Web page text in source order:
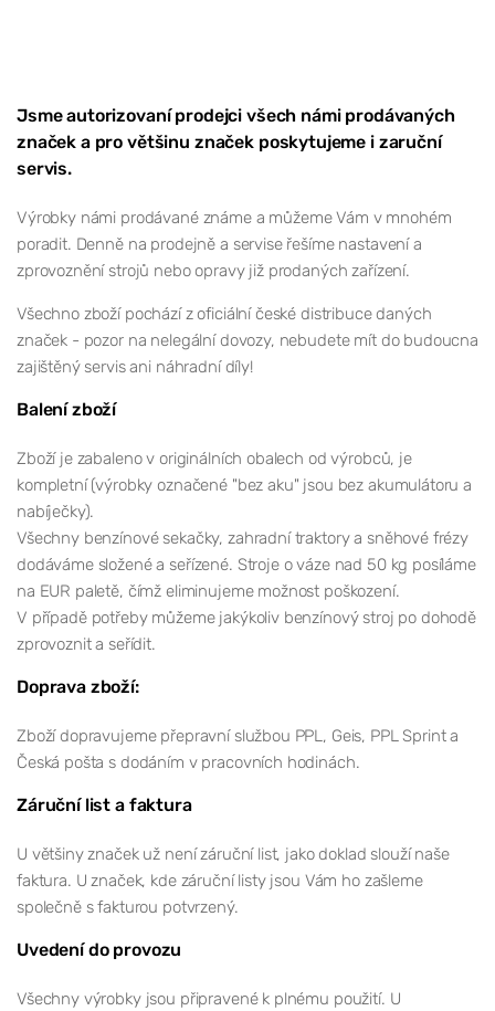
Jsme autorizovaní prodejci všech námi prodávaných
značek a pro většinu značek poskytujeme i zaruční
servis.
Výrobky námi prodávané známe a můžeme Vám v mnohém
poradit. Denně na prodejně a servise řešíme nastavení a
zprovoznění strojů nebo opravy již prodaných zařízení.
Všechno zboží pochází z oficiální české distribuce daných
značek - pozor na nelegální dovozy, nebudete mít do budoucna
zajištěný servis ani náhradní díly!
Balení zboží
Zboží je zabaleno v originálních obalech od výrobců, je
kompletní (výrobky označené "bez aku" jsou bez akumulátoru a
nabíječky).
Všechny benzínové sekačky, zahradní traktory a sněhové frézy
dodáváme složené a seřízené. Stroje o váze nad 50 kg posíláme
na EUR paletě, čímž eliminujeme možnost poškození.
V případě potřeby můžeme jakýkoliv benzínový stroj po dohodě
zprovoznit a seřídit.
Doprava zboží:
Zboží dopravujeme přepravní službou PPL, Geis, PPL Sprint a
Česká pošta s dodáním v pracovních hodinách.
Záruční list a faktura
U většiny značek už není záruční list, jako doklad slouží naše
faktura. U značek, kde záruční listy jsou Vám ho zašleme
společně s fakturou potvrzený.
Uvedení do provozu
Všechny výrobky jsou připravené k plnému použití. U